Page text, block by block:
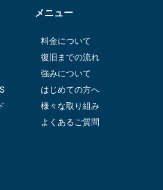
メニュー
料金について
復旧までの流れ
強みについて
はじめての方へ
様々な取り組み
よくあるご質問